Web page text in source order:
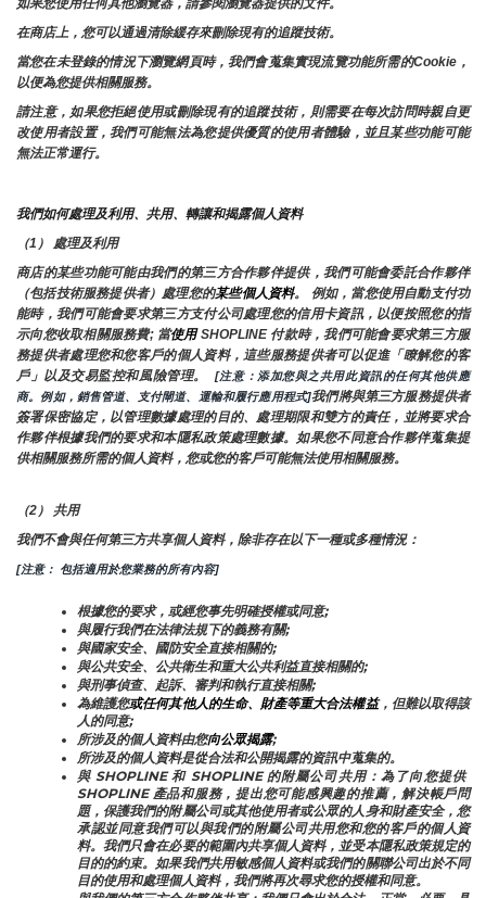
在商店上，您可以通過清除緩存來刪除現有的追蹤技術。
當您在未登錄的情況下瀏覽網頁時，我們會蒐集實現流覽功能所需的Cookie，
以便為您提供相關服務。
請注意，如果您拒絕使用或刪除現有的追蹤技術，則需要在每次訪問時親自更
改使用者設置，我們可能無法為您提供優質的使用者體驗，並且某些功能可能
無法正常運行。
我們如何處理及利用、共用、轉讓和揭露個人資料
（1） 處理及利用
商店的某些功能可能由我們的第三方合作夥伴提供，我們可能會委託合作夥伴
（包括技術服務提供者）處理您的某些個人資料。 例如，當您使用自動支付功
能時，我們可能會要求第三方支付公司處理您的信用卡資訊，以便按照您的指
示向您收取相關服務費; 當使用 SHOPLINE 付款時，我們可能會要求第三方服
務提供者處理您和您客戶的個人資料，這些服務提供者可以促進「瞭解您的客
戶」以及交易監控和風險管理。
[注意：添加您與之共用此資訊的任何其他供應
商。例如，銷售管道、支付閘道、運輸和履行應用程式]我們將與第三方服務提供者
簽署保密協定，以管理數據處理的目的、處理期限和雙方的責任，並將要求合
作夥伴根據我們的要求和本隱私政策處理數據。如果您不同意合作夥伴蒐集提
供相關服務所需的個人資料，您或您的客戶可能無法使用相關服務。
（2） 共用
我們不會與任何第三方共享個人資料，除非存在以下一種或多種情況：
[注意： 包括適用於您業務的所有內容]
根據您的要求，或經您事先明確授權或同意;
與履行我們在法律法規下的義務有關;
與國家安全、國防安全直接相關的;
與公共安全、公共衛生和重大公共利益直接相關的;
與刑事偵查、起訴、審判和執行直接相關;
為維護您或任何其他人的生命、財產等重大合法權益，但難以取得該
人的同意;
所涉及的個人資料由您向公眾揭露;
所涉及的個人資料是從合法和公開揭露的資訊中蒐集的。
與 SHOPLINE 和 SHOPLINE 的附屬公司共用：為了向您提供
SHOPLINE 產品和服務，提出您可能感興趣的推薦，解決帳戶問
題，保護我們的附屬公司或其他使用者或公眾的人身和財產安全，您
承認並同意我們可以與我們的附屬公司共用您和您的客戶的個人資
料。我們只會在必要的範圍內共享個人資料，並受本隱私政策規定的
目的的約束。如果我們共用敏感個人資料或我們的關聯公司出於不同
目的使用和處理個人資料，我們將再次尋求您的授權和同意。